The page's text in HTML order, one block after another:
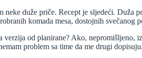
duže priče. Recept je sljedeći.
komada mesa, dostojnih svečanog
verzija od planirane? Ako,
problem sa time da me drugi dopisuju.